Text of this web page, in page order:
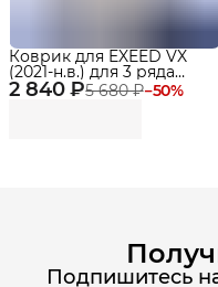
2 840 ₽5 680 ₽−50%
Коврик для EXEED VX
(2021-н.в.) для 3 ряда
сидений Premium
Подпишитесь